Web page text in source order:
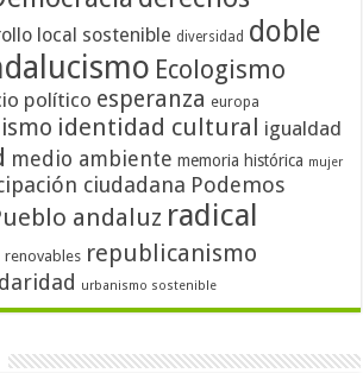
local sostenible diversidad doble
Ecologismo
político esperanza europa
identidad cultural igualdad
medio ambiente memoria histórica mujer
ciudadana Podemos
andaluz radical
renovables republicanismo
urbanismo sostenible